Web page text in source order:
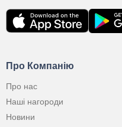
Про Компанію
Про нас
Наші нагороди
Новини